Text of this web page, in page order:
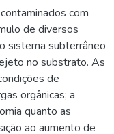
com
de diversos
sistema subterrâneo
no substrato. As
de
orgânicas; a
quanto as
ao aumento de